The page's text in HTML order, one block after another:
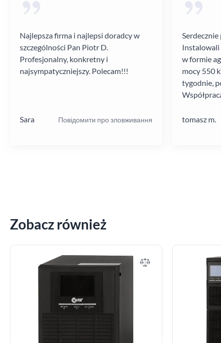
Najlepsza firma i najlepsi doradcy w
szczególności Pan Piotr D.
Profesjonalny, konkretny i
najsympatyczniejszy. Polecam!!!
Sara Повідомити про зловживання
Instalowali
w formie
mocy 550
tygodnie,
tomasz m.
Zobacz również